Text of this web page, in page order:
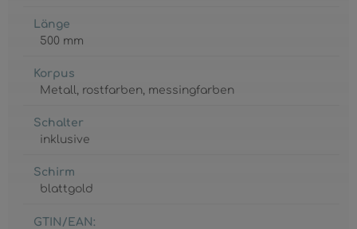
Länge
500 mm
Korpus
Metall , rostfarben, messingfarben
Schalter
inklusive
Schirm
blattgold
GTIN/EAN: